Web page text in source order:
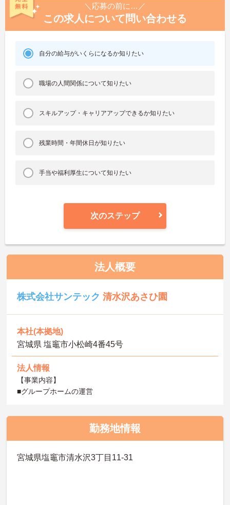
＼応募の前に…／
この求人について問い合わせる
自分の給与がいくらになるか知りたい
職場の人間関係について知りたい
スキルアップ・キャリアアップできるか知りたい
残業時間・年間休日が知りたい
手当や福利厚生について知りたい
次のステップ
法人概要
株式会社サンテック清水沢あさひ園
本社(本拠地)
宮城県 塩竈市小松崎4番45号
法人情報
【事業内容】
■グループホームの運営
勤務地情報
宮城県塩竈市清水沢3丁目11-31